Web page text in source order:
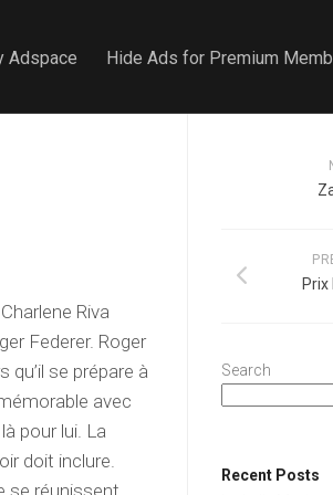
Adspace Hide Ads for Premium
Riva
Federer. Roger
se prépare à
avec
pour lui. La
doit inclure.
se réunissent
Prix
Search
Recent Posts